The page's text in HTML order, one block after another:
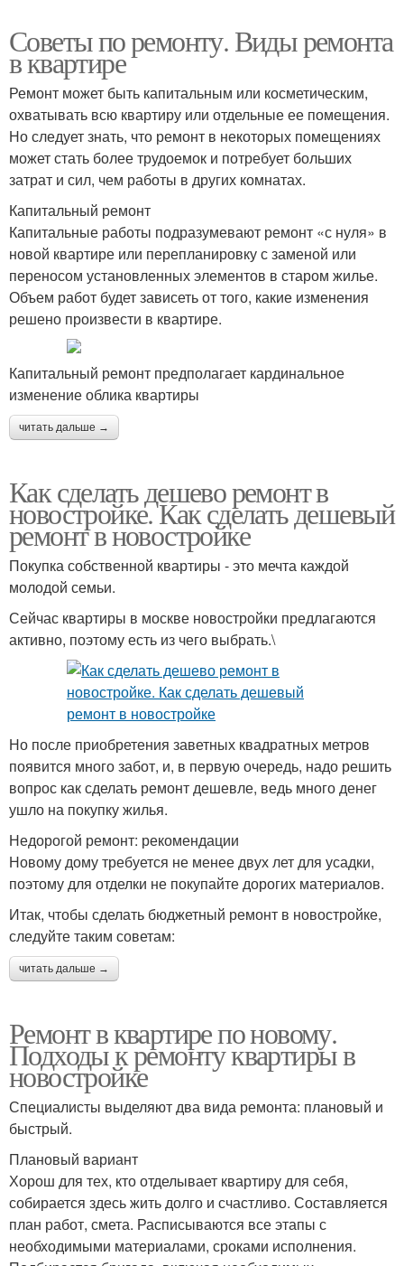
Советы по ремонту. Виды ремонта
в квартире
Ремонт может быть капитальным или косметическим,
охватывать всю квартиру или отдельные ее помещения.
Но следует знать, что ремонт в некоторых помещениях
может стать более трудоемок и потребует больших
затрат и сил, чем работы в других комнатах.
Капитальный ремонт
Капитальные работы подразумевают ремонт «с нуля» в
новой квартире или перепланировку с заменой или
переносом установленных элементов в старом жилье.
Объем работ будет зависеть от того, какие изменения
решено произвести в квартире.
Капитальный ремонт предполагает кардинальное
изменение облика квартиры
читать дальше →
Как сделать дешево ремонт в
новостройке. Как сделать дешевый
ремонт в новостройке
Покупка собственной квартиры - это мечта каждой
молодой семьи.
Сейчас квартиры в москве новостройки предлагаются
активно, поэтому есть из чего выбрать.\
Но после приобретения заветных квадратных метров
появится много забот, и, в первую очередь, надо решить
вопрос как сделать ремонт дешевле, ведь много денег
ушло на покупку жилья.
Недорогой ремонт: рекомендации
Новому дому требуется не менее двух лет для усадки,
поэтому для отделки не покупайте дорогих материалов.
Итак, чтобы сделать бюджетный ремонт в новостройке,
следуйте таким советам:
читать дальше →
Ремонт в квартире по новому.
Подходы к ремонту квартиры в
новостройке
Специалисты выделяют два вида ремонта: плановый и
быстрый.
Плановый вариант
Хорош для тех, кто отделывает квартиру для себя,
собирается здесь жить долго и счастливо. Составляется
план работ, смета. Расписываются все этапы с
необходимыми материалами, сроками исполнения.